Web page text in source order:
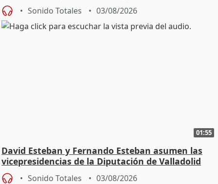
Sonido Totales 03/08/2026
01:55
David Esteban y Fernando Esteban asumen las
vicepresidencias de la Diputación de Valladolid
Sonido Totales 03/08/2026